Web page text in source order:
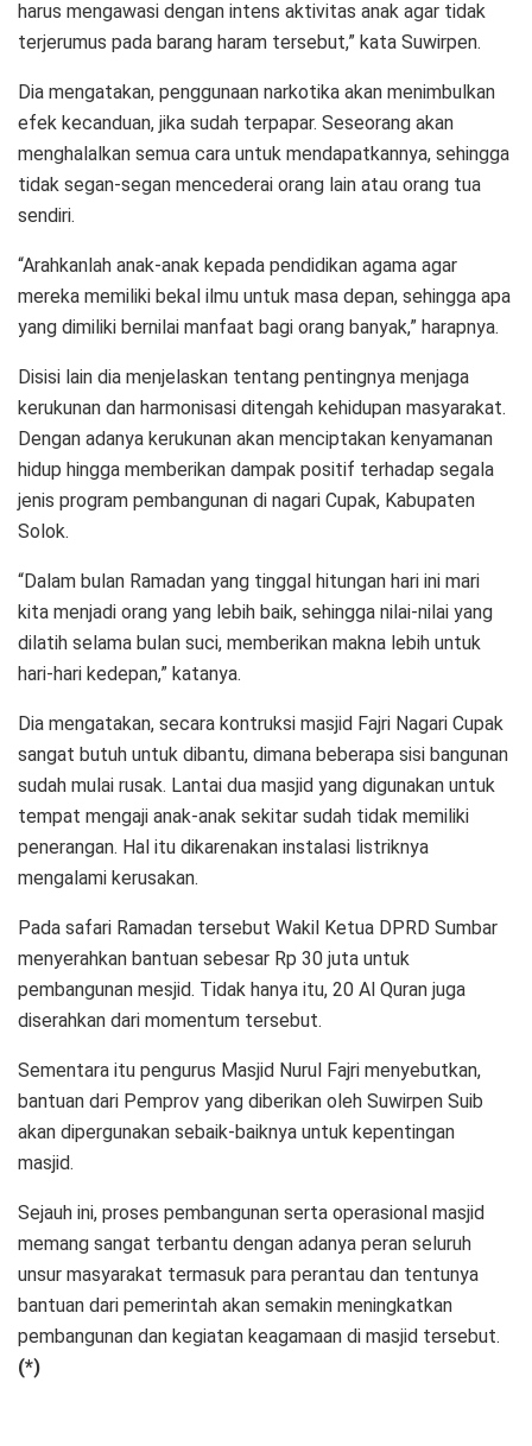
harus mengawasi dengan intens aktivitas anak agar tidak
terjerumus pada barang haram tersebut,” kata Suwirpen.
Dia mengatakan, penggunaan narkotika akan menimbulkan
efek kecanduan, jika sudah terpapar. Seseorang akan
menghalalkan semua cara untuk mendapatkannya, sehingga
tidak segan-segan mencederai orang lain atau orang tua
sendiri.
“Arahkanlah anak-anak kepada pendidikan agama agar
mereka memiliki bekal ilmu untuk masa depan, sehingga apa
yang dimiliki bernilai manfaat bagi orang banyak,” harapnya.
Disisi lain dia menjelaskan tentang pentingnya menjaga
kerukunan dan harmonisasi ditengah kehidupan masyarakat.
Dengan adanya kerukunan akan menciptakan kenyamanan
hidup hingga memberikan dampak positif terhadap segala
jenis program pembangunan di nagari Cupak, Kabupaten
Solok.
“Dalam bulan Ramadan yang tinggal hitungan hari ini mari
kita menjadi orang yang lebih baik, sehingga nilai-nilai yang
dilatih selama bulan suci, memberikan makna lebih untuk
hari-hari kedepan,” katanya.
Dia mengatakan, secara kontruksi masjid Fajri Nagari Cupak
sangat butuh untuk dibantu, dimana beberapa sisi bangunan
sudah mulai rusak. Lantai dua masjid yang digunakan untuk
tempat mengaji anak-anak sekitar sudah tidak memiliki
penerangan. Hal itu dikarenakan instalasi listriknya
mengalami kerusakan.
Pada safari Ramadan tersebut Wakil Ketua DPRD Sumbar
menyerahkan bantuan sebesar Rp 30 juta untuk
pembangunan mesjid. Tidak hanya itu, 20 Al Quran juga
diserahkan dari momentum tersebut.
Sementara itu pengurus Masjid Nurul Fajri menyebutkan,
bantuan dari Pemprov yang diberikan oleh Suwirpen Suib
akan dipergunakan sebaik-baiknya untuk kepentingan
masjid.
Sejauh ini, proses pembangunan serta operasional masjid
memang sangat terbantu dengan adanya peran seluruh
unsur masyarakat termasuk para perantau dan tentunya
bantuan dari pemerintah akan semakin meningkatkan
pembangunan dan kegiatan keagamaan di masjid tersebut.
(*)